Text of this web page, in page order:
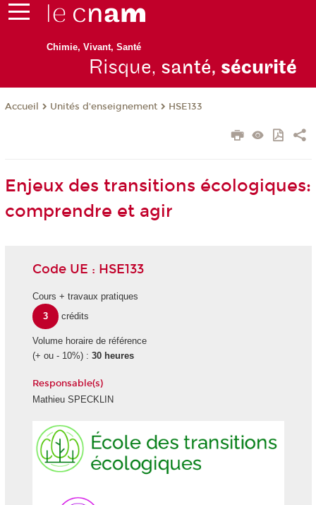
Chimie, Vivant, Santé
Risque, santé, sécurité
Accueil Unités d'enseignement HSE133
Enjeux des transitions écologiques:
comprendre et agir
Code UE : HSE133
Cours + travaux pratiques
3
crédits
Volume horaire de référence
(+ ou - 10%) : 30 heures
Responsable(s)
Mathieu SPECKLIN